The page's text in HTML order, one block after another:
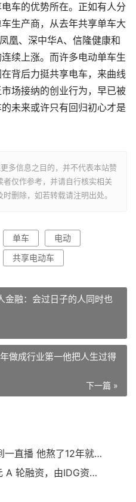
车的优势所在。正如有人分
生产商，从去年共享单车大
凰、深中华A、信隆健康和
续上涨。而许多电动单车生
背后力挺共享电车，来曲线
场接纳的创业行为，早已被
未来或许只有回归初心才是
多信息之目的，并不代表本站赞
仅作参考，并请自行核实相关
删除，如若转载请注明出处。
单车
电动
共享电动车
金融：会过日子的人同时也
做成行业第一他把人生过得
下一篇 »
出生于安徽农村 从酷6网到一直播 他熬了12年就是要做成“中国YouTube”
高精地图“宽凳科技”数亿元 A 轮融资，由IDG资本领投